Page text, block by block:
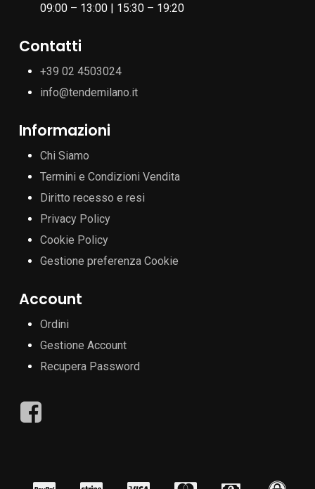
09:00 – 13:00 | 15:30 – 19:20
Contatti
+39 02 4503024
info@tendemilano.it
Informazioni
Chi Siamo
Termini e Condizioni Vendita
Diritto recesso e resi
Privacy Policy
Cookie Policy
Gestione preferenza Cookie
Account
Ordini
Gestione Account
Recupera Password